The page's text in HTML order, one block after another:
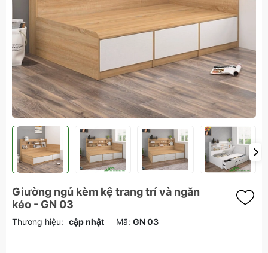
Giường ngủ kèm kệ trang trí và ngăn
kéo - GN 03
Thương hiệu: cập nhật Mã: GN 03